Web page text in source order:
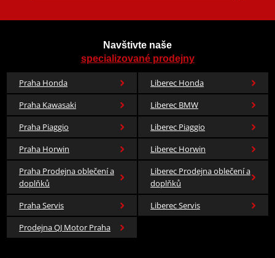
Navštivte naše
specializované prodejny
Praha Honda
Liberec Honda
Praha Kawasaki
Liberec BMW
Praha Piaggio
Liberec Piaggio
Praha Horwin
Liberec Horwin
Praha Prodejna oblečení a
doplňků
Liberec Prodejna oblečení a
doplňků
Praha Servis
Liberec Servis
Prodejna QJ Motor Praha